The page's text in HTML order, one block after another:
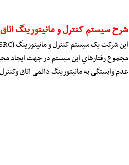
شرح سیستم کنترل و مانیتورینگ
این شرکت یک سیستم کنترل و مانیتورینگ (SRC) با تکنولوژي نوین، با راه حل هاي متفاوت و استقرار بر روي شبکه کامپیوتر، امنیت و کنترل مورد نیاز یک اتاق سرور را ایجاد نموده است.
مجموع رفتارهاي این سیستم در جهت ایجاد
عدم وابستگی به مانیتورینگ دائمی اتاق